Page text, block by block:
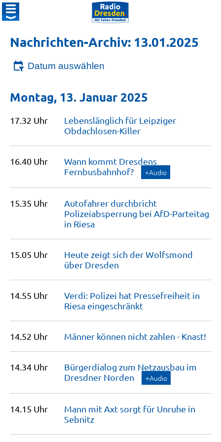
Nachrichten-Archiv: 13.01.2025
Datum auswählen
Montag, 13. Januar 2025
17.32 Uhr
Lebenslänglich für Leipziger
Obdachlosen-Killer
16.40 Uhr
Wann kommt Dresdens
Fernbusbahnhof?
+Audio
15.35 Uhr
Autofahrer durchbricht
Polizeiabsperrung bei AfD-Parteitag
in Riesa
15.05 Uhr
Heute zeigt sich der Wolfsmond
über Dresden
14.55 Uhr
Verdi: Polizei hat Pressefreiheit in
Riesa eingeschränkt
14.52 Uhr Männer können nicht zahlen - Knast!
14.34 Uhr
Bürgerdialog zum Netzausbau im
Dresdner Norden +Audio
14.15 Uhr
Mann mit Axt sorgt für Unruhe in
Sebnitz